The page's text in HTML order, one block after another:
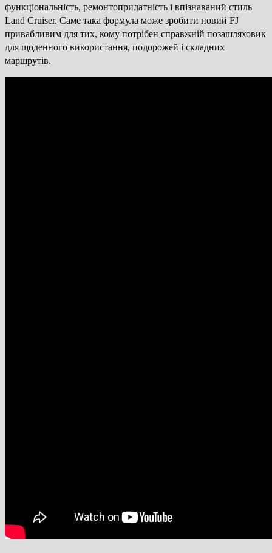
функціональність, ремонтопридатність і впізнаваний стиль
Land Cruiser. Саме така формула може зробити новий FJ
привабливим для тих, кому потрібен справжній позашляховик
для щоденного використання, подорожей і складних
маршрутів.